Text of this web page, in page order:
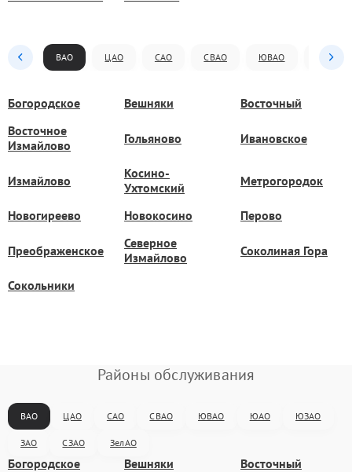
ВАО ЦАО САО СВАО ЮВАО ЮАО
Богородское Вешняки
Восточный
Восточное
Измайлово
Гольяново Ивановское
Измайлово
Косино-
Ухтомский
Метрогородок
Новогиреево Новокосино Перово
Преображенское
Северное
Измайлово
Соколиная Гора
Сокольники
Районы обслуживания
ВАО ЦАО САО СВАО ЮВАО ЮАО ЮЗАО
ЗАО СЗАО ЗелАО
Богородское Вешняки
Восточный